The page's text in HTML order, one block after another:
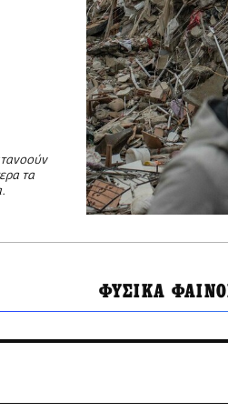
τα
ΦΥΣΙΚΑ